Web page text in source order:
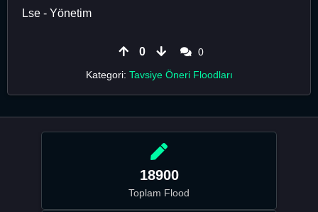
Lse - Yönetim
0
0
Kategori: Tavsiye Öneri Floodları
18900
Toplam Flood